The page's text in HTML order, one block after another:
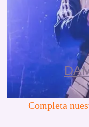
Completa